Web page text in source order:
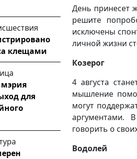
клещами
для
День принесет
решите
исключены
личной жизни
Козерог
4 августа
мышление
могут
аргументами.
говорить о
Водолей